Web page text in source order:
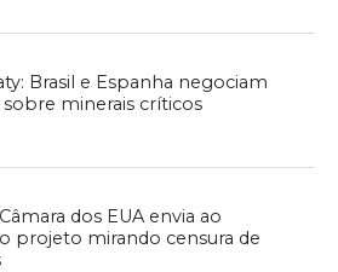
Brasil e Espanha negociam
minerais críticos
dos EUA envia ao
projeto mirando censura de